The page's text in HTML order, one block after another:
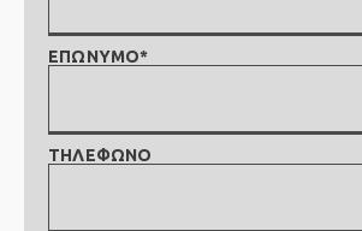
ΕΠΩΝΥΜΟ*
ΤΗΛΕΦΩΝΟ